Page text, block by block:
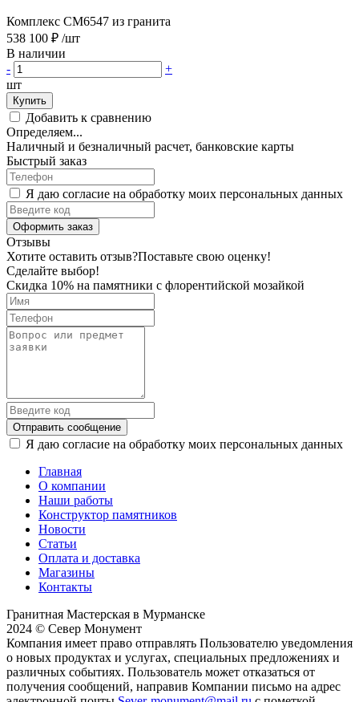
Комплекс CM6547 из гранита
538 100 ₽ /шт
В наличии
-
+
шт
Купить
Добавить к сравнению
Определяем...
Наличный и безналичный расчет, банковские карты
Быстрый заказ
Я даю согласие на обработку моих персональных данных
Оформить заказ
Отзывы
Хотите оставить отзыв?Поставьте свою оценку!
Сделайте выбор!
Скидка 10% на памятники с флорентийской мозайкой
Отправить сообщение
Я даю согласие на обработку моих персональных данных
Главная
О компании
Наши работы
Конструктор памятников
Новости
Статьи
Оплата и доставка
Магазины
Контакты
Гранитная Мастерская в Мурманске
2024 © Север Монумент
Компания имеет право отправлять Пользователю уведомления
о новых продуктах и услугах, специальных предложениях и
различных событиях. Пользователь может отказаться от
получения сообщений, направив Компании письмо на адрес